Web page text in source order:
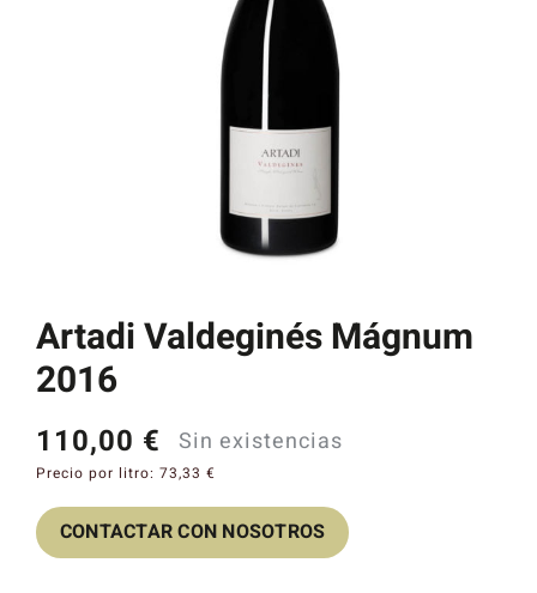
Artadi Valdeginés Mágnum
2016
110,00 € Sin existencias
Precio por litro: 73,33 €
CONTACTAR CON NOSOTROS